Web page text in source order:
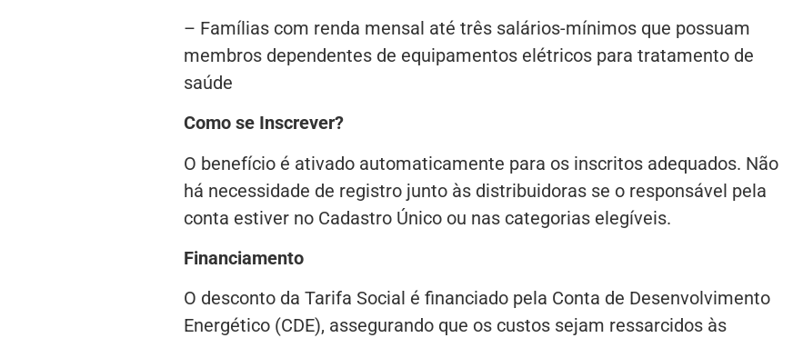
– Famílias com renda mensal até três salários-mínimos que possuam
membros dependentes de equipamentos elétricos para tratamento de
saúde
Como se Inscrever?
O benefício é ativado automaticamente para os inscritos adequados. Não
há necessidade de registro junto às distribuidoras se o responsável pela
conta estiver no Cadastro Único ou nas categorias elegíveis.
Financiamento
O desconto da Tarifa Social é financiado pela Conta de Desenvolvimento
Energético (CDE), assegurando que os custos sejam ressarcidos às